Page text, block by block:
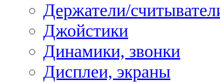
Держатели/
Джойстики
Динамики, звонки
Дисплеи, экраны